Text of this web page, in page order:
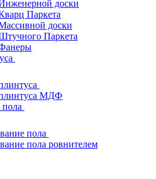
доски
Паркета
доски
Паркета
МДФ
пола
пола ровнителем